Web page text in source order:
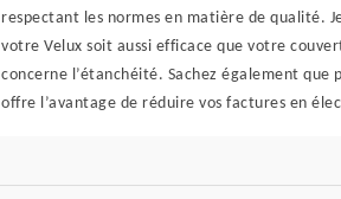
respectant les normes en matière de qualité.
votre Velux soit aussi efficace que votre
concerne l’étanchéité. Sachez également que
offre l’avantage de réduire vos factures en